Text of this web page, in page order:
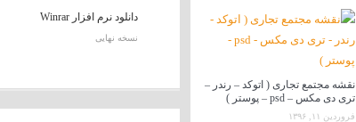
نقشه مجتمع تجاری ( اتوکد – رندر –
تری دی مکس – psd – پوستر )
فروردین ۱۱, ۱۳۹۶
دانلود نرم افزار Winrar
نسخه نهایی